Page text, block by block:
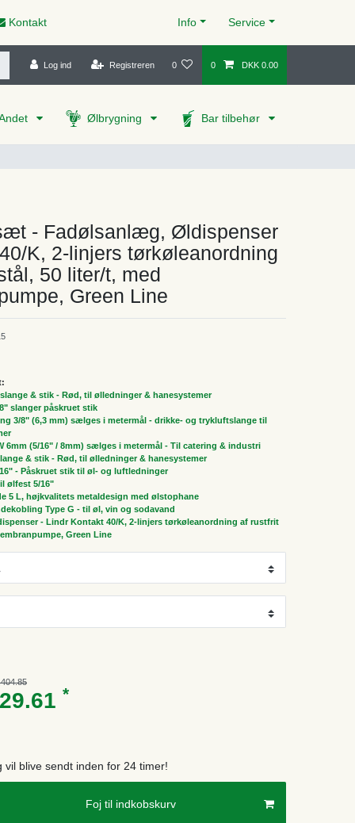
Kontakt Info Service
Log ind Registreren 0 0 DKK 0.00
Ølbrygning Bar tilbehør
- Fadølsanlæg, Øldispenser
K, 2-linjers tørkøleanordning
50 liter/t, med
Green Line
& stik - Rød, til ølledninger & hanesystemer
slanger påskruet stik
3/8" (6,3 mm) sælges i metermål - drikke- og trykluftslange til
6mm (5/16" / 8mm) sælges i metermål - Til catering & industri
& stik - Rød, til ølledninger & hanesystemer
- Påskruet stik til øl- og luftledninger
ølfest 5/16"
5 L, højkvalitets metaldesign med ølstophane
Type G - til øl, vin og sodavand
- Lindr Kontakt 40/K, 2-linjers tørkøleanordning af rustfrit
Green Line
*
vil blive sendt inden for 24 timer!
Foj til indkobskurv